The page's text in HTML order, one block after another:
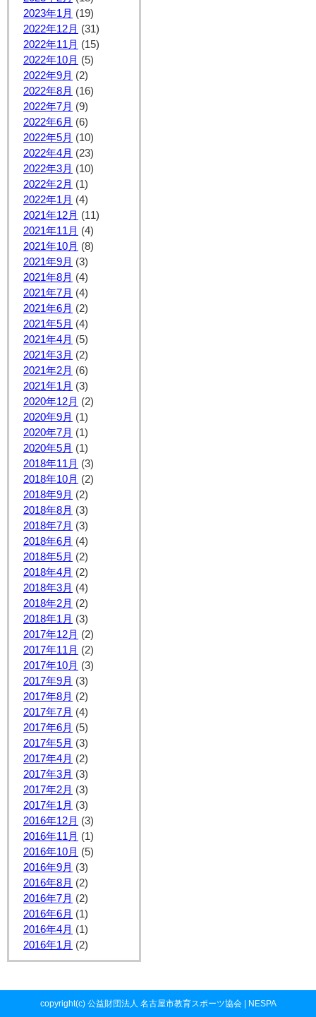
2023年1月 (19)
2022年12月 (31)
2022年11月 (15)
2022年10月 (5)
2022年9月 (2)
2022年8月 (16)
2022年7月 (9)
2022年6月 (6)
2022年5月 (10)
2022年4月 (23)
2022年3月 (10)
2022年2月 (1)
2022年1月 (4)
2021年12月 (11)
2021年11月 (4)
2021年10月 (8)
2021年9月 (3)
2021年8月 (4)
2021年7月 (4)
2021年6月 (2)
2021年5月 (4)
2021年4月 (5)
2021年3月 (2)
2021年2月 (6)
2021年1月 (3)
2020年12月 (2)
2020年9月 (1)
2020年7月 (1)
2020年5月 (1)
2018年11月 (3)
2018年10月 (2)
2018年9月 (2)
2018年8月 (3)
2018年7月 (3)
2018年6月 (4)
2018年5月 (2)
2018年4月 (2)
2018年3月 (4)
2018年2月 (2)
2018年1月 (3)
2017年12月 (2)
2017年11月 (2)
2017年10月 (3)
2017年9月 (3)
2017年8月 (2)
2017年7月 (4)
2017年6月 (5)
2017年5月 (3)
2017年4月 (2)
2017年3月 (3)
2017年2月 (3)
2017年1月 (3)
2016年12月 (3)
2016年11月 (1)
2016年10月 (5)
2016年9月 (3)
2016年8月 (2)
2016年7月 (2)
2016年6月 (1)
2016年4月 (1)
2016年1月 (2)
copyright(c) 公益財団法人 名古屋市教育スポーツ協会 | NESPA